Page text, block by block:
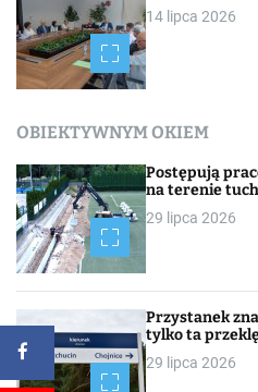
14 lipca 2026
OBIEKTYWNYM OKIEM
Postępują
na terenie
29 lipca 2026
Przystanek
tylko ta
29 lipca 2026